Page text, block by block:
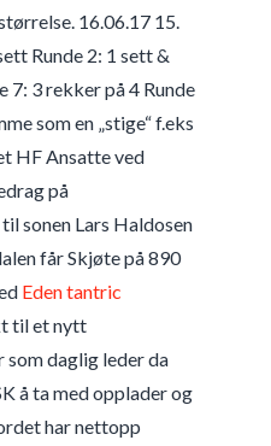
16.06.17 15.
Runde 2: 1 sett &
7: 3 rekker på 4 Runde
som en „stige“ f.eks
HF Ansatte ved
på
sonen Lars Haldosen
får Skjøte på 890
Eden tantric
til et nytt
daglig leder da
å ta med opplader og
har nettopp